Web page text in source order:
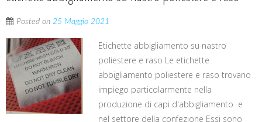
Posted on 25 Maggio 2021
Etichette abbigliamento su nastro
poliestere e raso Le etichette
abbigliamento poliestere e raso trovano
impiego particolarmente nella
produzione di capi d'abbigliamento e
nel settore della confezione Essi sono